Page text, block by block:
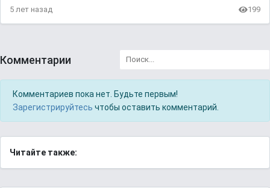
5 лет назад 199
Комментарии
Комментариев пока нет. Будьте первым!
Зарегистрируйтесь чтобы оставить комментарий.
Читайте также: